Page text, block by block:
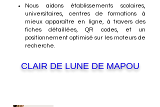
Nous aidons établissements scolaires,
universitaires, centres de formations à
mieux apparaître en ligne, à travers des
fiches détaillées, QR codes, et un
positionnement optimisé sur les moteurs de
recherche.
CLAIR DE LUNE DE MAPOU